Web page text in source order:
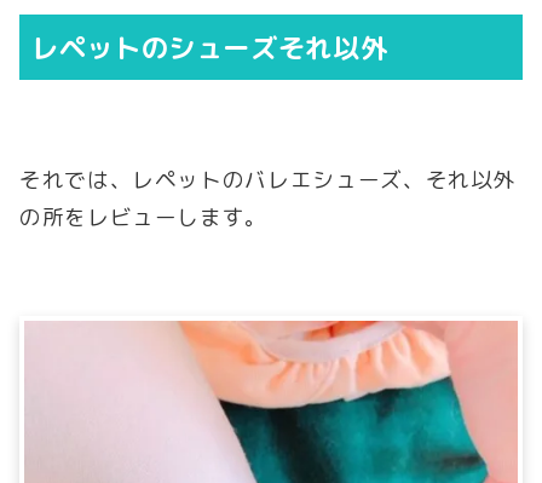
レペットのシューズそれ以外
それでは、レペットのバレエシューズ、それ以外
の所をレビューします。